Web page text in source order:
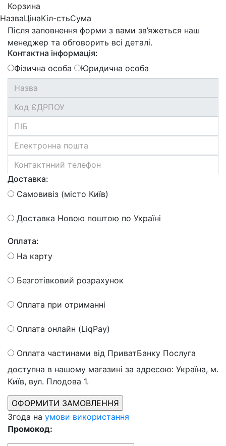
Корзина
НазваЦінаКіл-стьСума
Після заповнення форми з вами зв’яжеться наш
менеджер та обговорить всі деталі.
Контактна інформація:
Фізична особа
Юридична особа
Доставка:
Самовивіз (місто Київ)
Доставка Новою поштою по Україні
Оплата:
На карту
Безготівковий розрахунок
Оплата при отриманні
Оплата онлайн (LiqPay)
Оплата частинами від ПриватБанку Послуга
доступна в нашому магазині за адресою: Україна, м.
Київ, вул. Плодова 1.
Згода на умови використання
Промокод: